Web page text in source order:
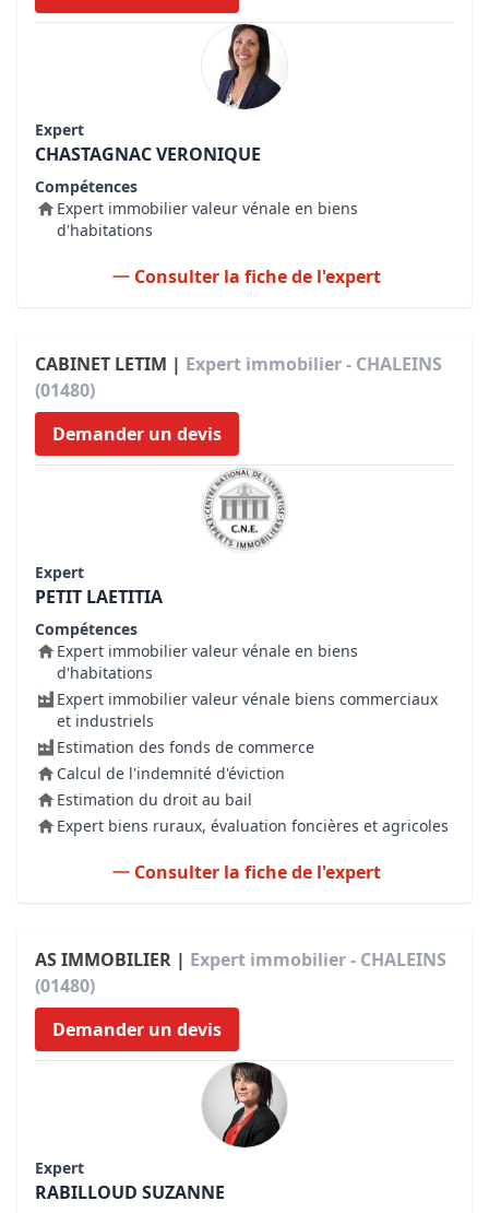
Expert
CHASTAGNAC VERONIQUE
Compétences
Expert immobilier valeur vénale en biens
d'habitations
Consulter la fiche de l'expert
CABINET LETIM | Expert immobilier - CHALEINS
(01480)
Demander un devis
Expert
PETIT LAETITIA
Compétences
Expert immobilier valeur vénale en biens
d'habitations
Expert immobilier valeur vénale biens commerciaux
et industriels
Estimation des fonds de commerce
Calcul de l'indemnité d'éviction
Estimation du droit au bail
Expert biens ruraux, évaluation foncières et agricoles
Consulter la fiche de l'expert
AS IMMOBILIER | Expert immobilier - CHALEINS
(01480)
Demander un devis
Expert
RABILLOUD SUZANNE